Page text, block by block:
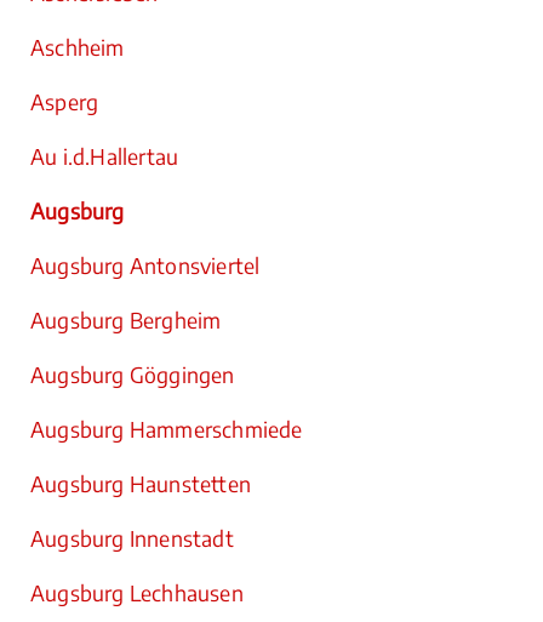
Aschheim
Asperg
Au i.d.Hallertau
Augsburg
Augsburg Antonsviertel
Augsburg Bergheim
Augsburg Göggingen
Augsburg Hammerschmiede
Augsburg Haunstetten
Augsburg Innenstadt
Augsburg Lechhausen